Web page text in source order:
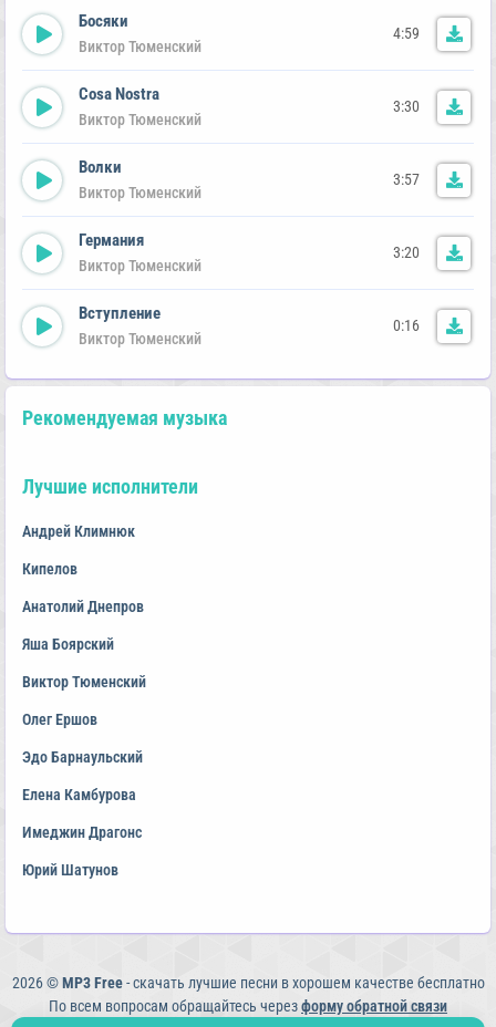
Босяки
Виктор Тюменский
4:59
Cosa Nostra
Виктор Тюменский
3:30
Волки
Виктор Тюменский
3:57
Германия
Виктор Тюменский
3:20
Вступление
Виктор Тюменский
0:16
Рекомендуемая музыка
Лучшие исполнители
Андрей Климнюк
Кипелов
Анатолий Днепров
Яша Боярский
Виктор Тюменский
Олег Ершов
Эдо Барнаульский
Елена Камбурова
Имеджин Драгонс
Юрий Шатунов
2026 ©MP3 Free- скачать лучшие песни в хорошем качестве бесплатно
По всем вопросам обращайтесь черезформу обратной связи